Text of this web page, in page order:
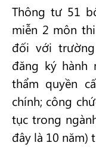
Thông tư 51
miễn 2 môn
đối với
đăng ký hành
thẩm quyền
chính; công
tục trong
đây là 10 năm)